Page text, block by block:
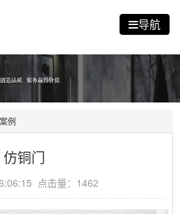
导航
例
仿铜门
点击量：1462